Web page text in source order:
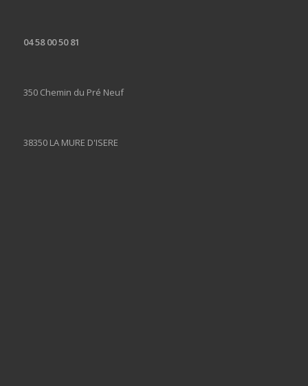
04 58 00 50 81
350 Chemin du Pré Neuf
38350 LA MURE D'ISERE